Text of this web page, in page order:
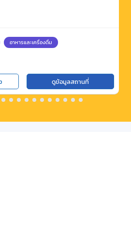
อาหารและเครื่องดื่ม
ดูข้อมูลสถานที่